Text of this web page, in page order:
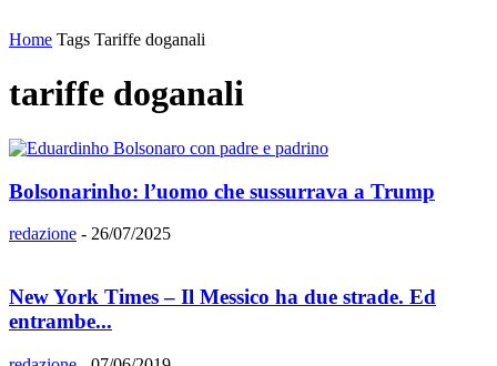
Home Tags Tariffe doganali
tariffe doganali
Bolsonarinho: l’uomo che sussurrava a Trump
redazione - 26/07/2025
New York Times – Il Messico ha due strade. Ed
entrambe...